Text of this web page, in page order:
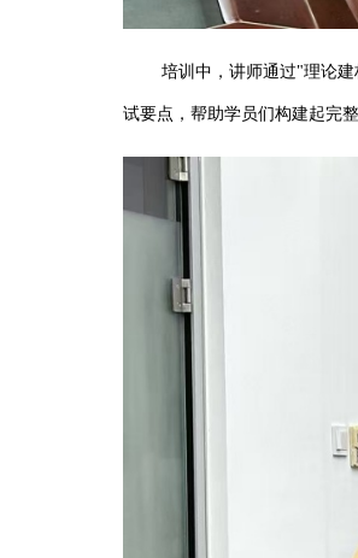
培训中，讲师通过"理论建构
试要点，帮助学员们构建起完